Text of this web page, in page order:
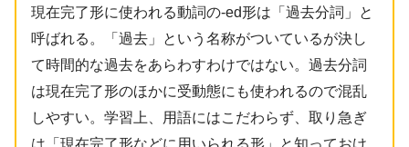
現在完了形に使われる動詞の-ed形は「過去分詞」と
呼ばれる。「過去」という名称がついているが決し
て時間的な過去をあらわすわけではない。過去分詞
は現在完了形のほかに受動態にも使われるので混乱
しやすい。学習上、用語にはこだわらず、取り急ぎ
は「現在完了形などに用いられる形」と知っておけ